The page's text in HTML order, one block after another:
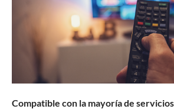
Compatible con la mayoría de